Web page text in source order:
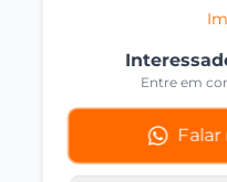
Entre em